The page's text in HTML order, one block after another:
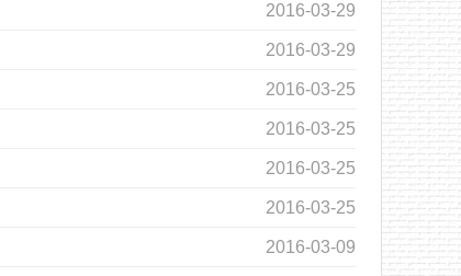
2016-03-29
2016-03-29
2016-03-25
2016-03-25
2016-03-25
2016-03-25
2016-03-09